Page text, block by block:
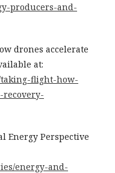
producers-and-
drones accelerate
at:
flight-how-
Energy Perspective
energy-and-